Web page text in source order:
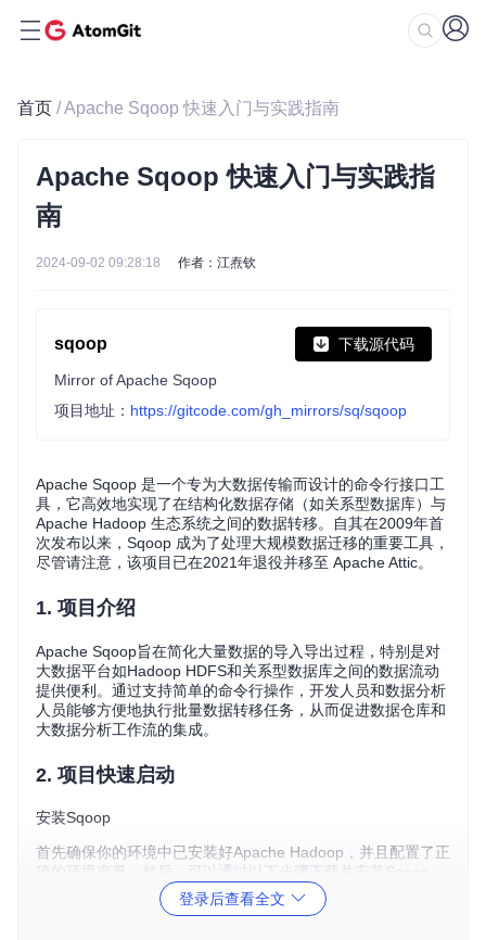
首页 / Apache Sqoop 快速入门与实践指南
Apache Sqoop 快速入门与实践指
南
2024-09-02 09:28:18 作者：江焘钦
sqoop 下载源代码
Mirror of Apache Sqoop
项目地址： https://gitcode.com/gh_mirrors/sq/sqoop
Apache Sqoop 是一个专为大数据传输而设计的命令行接口工
具，它高效地实现了在结构化数据存储（如关系型数据库）与
Apache Hadoop 生态系统之间的数据转移。自其在2009年首
次发布以来，Sqoop 成为了处理大规模数据迁移的重要工具，
尽管请注意，该项目已在2021年退役并移至 Apache Attic。
1. 项目介绍
Apache Sqoop旨在简化大量数据的导入导出过程，特别是对
大数据平台如Hadoop HDFS和关系型数据库之间的数据流动
提供便利。通过支持简单的命令行操作，开发人员和数据分析
人员能够方便地执行批量数据转移任务，从而促进数据仓库和
大数据分析工作流的集成。
2. 项目快速启动
安装Sqoop
首先确保你的环境中已安装好Apache Hadoop，并且配置了正
确的环境变量。然后，可以通过以下步骤下载并安装Sqoop：
登录后查看全文